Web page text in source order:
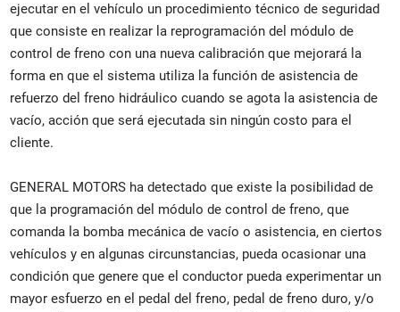
ejecutar en el vehículo un procedimiento técnico de seguridad
que consiste en realizar la reprogramación del módulo de
control de freno con una nueva calibración que mejorará la
forma en que el sistema utiliza la función de asistencia de
refuerzo del freno hidráulico cuando se agota la asistencia de
vacío, acción que será ejecutada sin ningún costo para el
cliente.
GENERAL MOTORS ha detectado que existe la posibilidad de
que la programación del módulo de control de freno, que
comanda la bomba mecánica de vacío o asistencia, en ciertos
vehículos y en algunas circunstancias, pueda ocasionar una
condición que genere que el conductor pueda experimentar un
mayor esfuerzo en el pedal del freno, pedal de freno duro, y/o